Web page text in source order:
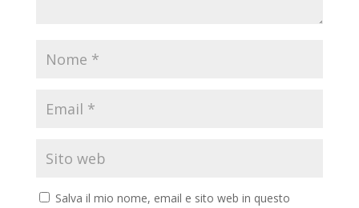
Salva il mio nome, email e sito web in questo